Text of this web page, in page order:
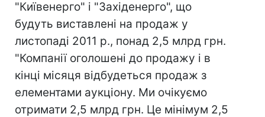
"Київенерго" і "Західенерго", що
будуть виставлені на продаж у
листопаді 2011 р., понад 2,5 млрд грн.
"Компанії оголошені до продажу і в
кінці місяця відбудеться продаж з
елементами аукціону. Ми очікуємо
отримати 2,5 млрд грн. Це мінімум 2,5